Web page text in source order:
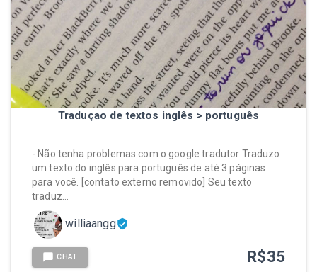
Traduçao de textos inglês > português
- Não tenha problemas com o google tradutor Traduzo
um texto do inglês para português de até 3 páginas
para você. [contato externo removido] Seu texto
traduz…
williaangg
CHAT R$35